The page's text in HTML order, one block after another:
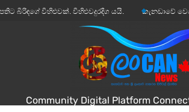
විහිළුවක්. විහිළුවදුරදිග යයි. කැනඩාවේ වෙසෙන තම
Community Digital Platform